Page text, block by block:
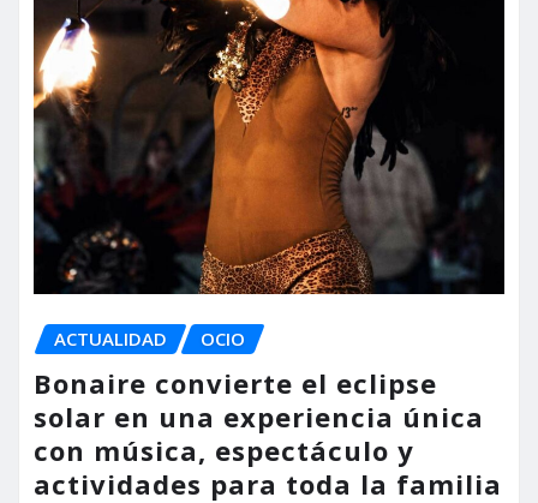
ACTUALIDAD OCIO
Bonaire convierte el eclipse
solar en una experiencia única
con música, espectáculo y
actividades para toda la familia